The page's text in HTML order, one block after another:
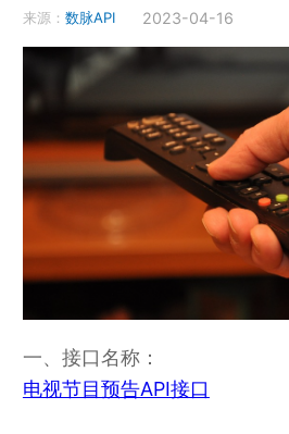
来源： 数脉API 2023-04-16
一、接口名称：
电视节目预告API接口